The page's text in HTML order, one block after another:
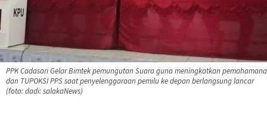
PPK Cadasari Gelar Bimtek pemungutan Suara guna meningkatkan pemahamana
dan TUPOKSI PPS saat penyelenggaraan pemilu ke depan berlangsung lancar
(foto: dadi: salakaNews)